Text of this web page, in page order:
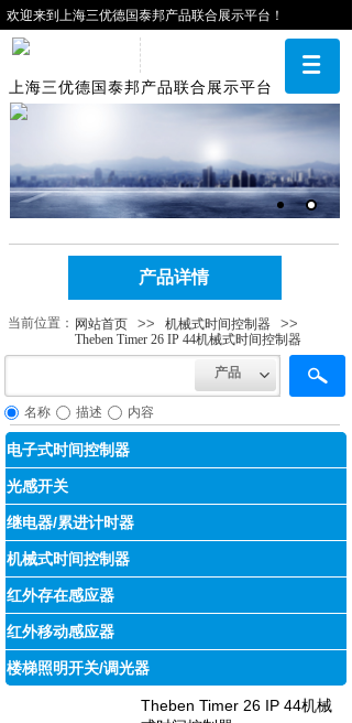
欢迎来到上海三优德国泰邦产品联合展示平台！
上海三优德国泰邦产品联合展示平台
产品详情
当前位​​置： 网站首页 >> 机械式时间控制器 >>
Theben Timer 26 IP 44机械式时间控制器
产品
名称 描述 内容
电子式时间控制器
光感开关
继电器/累进计时器
机械式时间控制器
红外存在感应器
红外移动感应器
楼梯照明开关/调光器
Theben Timer 26 IP 44机械